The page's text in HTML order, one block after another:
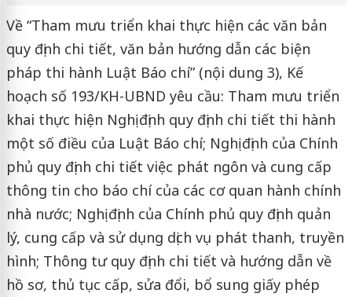
Về “Tham mưu triển khai thực hiện các văn bản
quy định chi tiết, văn bản hướng dẫn các biện
pháp thi hành Luật Báo chí” (nội dung 3), Kế
hoạch số 193/KH-UBND yêu cầu: Tham mưu triển
khai thực hiện Nghị định quy định chi tiết thi hành
một số điều của Luật Báo chí; Nghị định của Chính
phủ quy định chi tiết việc phát ngôn và cung cấp
thông tin cho báo chí của các cơ quan hành chính
nhà nước; Nghị định của Chính phủ quy định quản
lý, cung cấp và sử dụng dịch vụ phát thanh, truyền
hình; Thông tư quy định chi tiết và hướng dẫn về
hồ sơ, thủ tục cấp, sửa đổi, bổ sung giấy phép